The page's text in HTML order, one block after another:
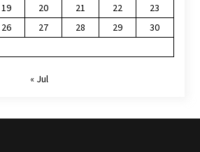
19 20 21 22
23
26 27 28 29
30
« Jul